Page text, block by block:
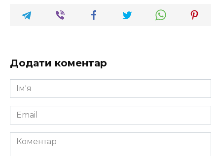
Додати коментар
Ім'я
*
Email
*
Коментар